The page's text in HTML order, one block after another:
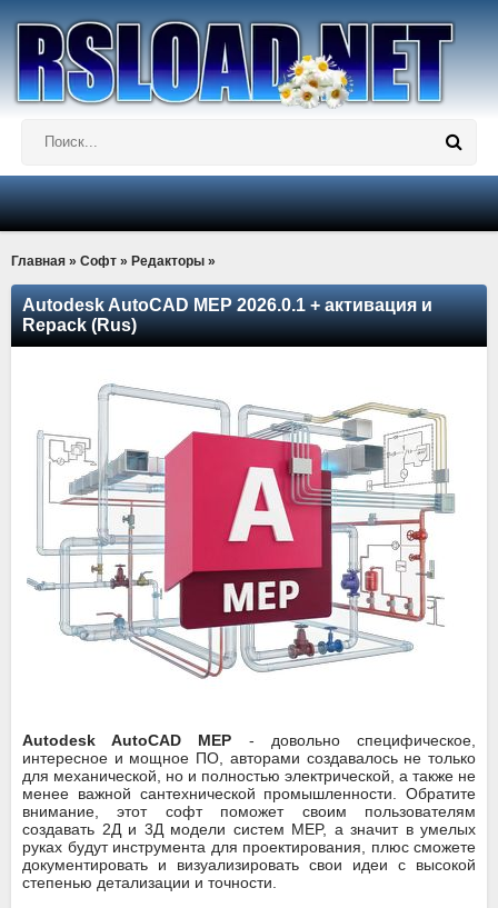
Главная » Софт » Редакторы »
Autodesk AutoCAD MEP 2026.0.1 + активация и
Repack (Rus)
Autodesk AutoCAD MEP - довольно специфическое,
интересное и мощное ПО, авторами создавалось не только
для механической, но и полностью электрической, а также не
менее важной сантехнической промышленности. Обратите
внимание, этот софт поможет своим пользователям
создавать 2Д и 3Д модели систем MEP, а значит в умелых
руках будут инструмента для проектирования, плюс сможете
документировать и визуализировать свои идеи с высокой
степенью детализации и точности.